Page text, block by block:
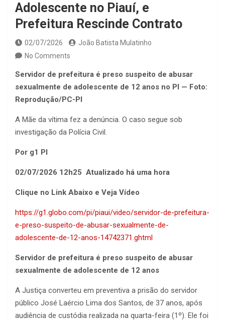
Adolescente no Piauí, e
Prefeitura Rescinde Contrato
02/07/2026
João Batista Mulatinho
No Comments
Servidor de prefeitura é preso suspeito de abusar
sexualmente de adolescente de 12 anos no PI — Foto:
Reprodução/PC-PI
A Mãe da vítima fez a denúncia. O caso segue sob
investigação da Polícia Civil.
Por g1 PI
02/07/2026 12h25 Atualizado há uma hora
Clique no Link Abaixo e Veja Vídeo
https://g1.globo.com/pi/piaui/video/servidor-de-prefeitura-
e-preso-suspeito-de-abusar-sexualmente-de-
adolescente-de-12-anos-14742371.ghtml
Servidor de prefeitura é preso suspeito de abusar
sexualmente de adolescente de 12 anos
A Justiça converteu em preventiva a prisão do servidor
público José Laércio Lima dos Santos, de 37 anos, após
audiência de custódia realizada na quarta-feira (1º). Ele foi